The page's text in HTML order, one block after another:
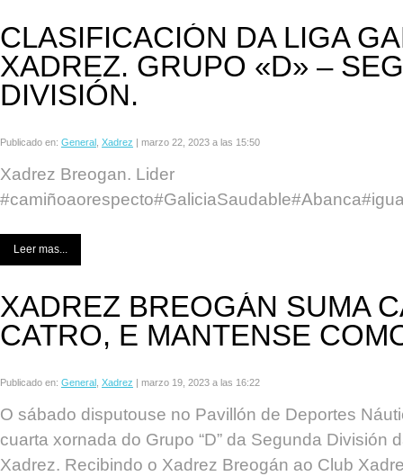
CLASIFICACIÓN DA LIGA
XADREZ. GRUPO «D» –
DIVISIÓN.
Publicado en: General Xadrez | marzo 22, 2023 a las 15:50
Xadrez Breogan. Lider
Leer mas...
XADREZ BREOGÁN SUMA
CATRO, E MANTENSE
Publicado en: General Xadrez | marzo 19, 2023 a las 16:22
O sábado disputouse no Pavillón de Deportes
cuarta xornada do Grupo “D” da Segunda División
Xadrez. Recibindo o Xadrez Breogán ao Club